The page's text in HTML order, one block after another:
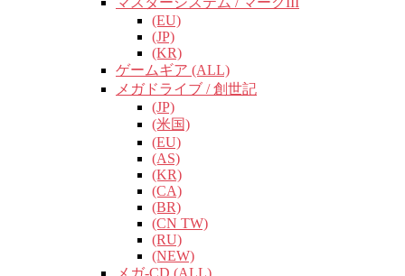
(EU)
(JP)
(KR)
ゲームギア (ALL)
メガドライブ / 創世記
(JP)
(米国)
(EU)
(AS)
(KR)
(CA)
(BR)
(CN TW)
(RU)
(NEW)